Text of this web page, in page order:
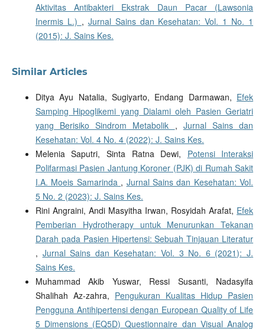
Aktivitas Antibakteri Ekstrak Daun Pacar (Lawsonia
Inermis L.) , Jurnal Sains dan Kesehatan: Vol. 1 No. 1
(2015): J. Sains Kes.
Similar Articles
Ditya Ayu Natalia, Sugiyarto, Endang Darmawan, Efek
Samping Hipoglikemi yang Dialami oleh Pasien Geriatri
yang Berisiko Sindrom Metabolik , Jurnal Sains dan
Kesehatan: Vol. 4 No. 4 (2022): J. Sains Kes.
Melenia Saputri, Sinta Ratna Dewi, Potensi Interaksi
Polifarmasi Pasien Jantung Koroner (PJK) di Rumah Sakit
I.A. Moeis Samarinda , Jurnal Sains dan Kesehatan: Vol.
5 No. 2 (2023): J. Sains Kes.
Rini Angraini, Andi Masyitha Irwan, Rosyidah Arafat, Efek
Pemberian Hydrotherapy untuk Menurunkan Tekanan
Darah pada Pasien Hipertensi: Sebuah Tinjauan Literatur
, Jurnal Sains dan Kesehatan: Vol. 3 No. 6 (2021): J.
Sains Kes.
Muhammad Akib Yuswar, Ressi Susanti, Nadasyifa
Shalihah Az-zahra, Pengukuran Kualitas Hidup Pasien
Pengguna Antihipertensi dengan European Quality of Life
5 Dimensions (EQ5D) Questionnaire dan Visual Analog